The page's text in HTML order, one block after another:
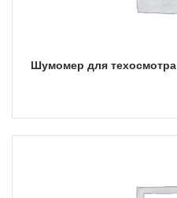
Шумомер для техосмотра